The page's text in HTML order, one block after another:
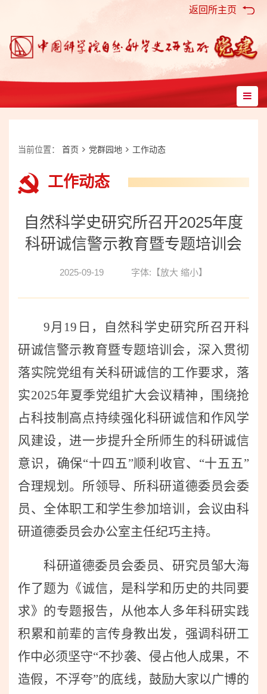
返回所主页
工作动态
当前位置： 首页 党群园地 工作动态
自然科学史研究所召开2025年度
科研诚信警示教育暨专题培训会
2025-09-19 字体:【放大 缩小】
9月 19 日，自然科学史研究所召开科
研诚信警示教育暨专题培训会，深入贯彻
落实院党组有关科研诚信的工作要求，落
实2025年夏季党组扩大会议精神，围绕抢
占科技制高点持续强化科研诚信和作风学
风建设，进一步提升全所师生的科研诚信
意识，确保“十四五”顺利收官、“十五五”
合理规划。所领导、所科研道德委员会委
员、全体职工和学生参加培训，会议由科
研道德委员会办公室主任纪巧主持。
科研道德委员会委员、研究员邹大海
作了题为《诚信，是科学和历史的共同要
求》的专题报告，从他本人多年科研实践
积累和前辈的言传身教出发，强调科研工
作中必须坚守“不抄袭、侵占他人成果，不
造假，不浮夸”的底线，鼓励大家以广博的